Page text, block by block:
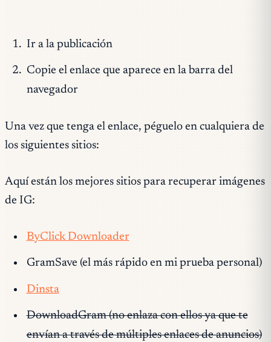
Ir a la publicación
Copie el enlace que aparece en la barra del
navegador
Una vez que tenga el enlace, péguelo en cualquiera de
los siguientes sitios:
Aquí están los mejores sitios para recuperar imágenes
de IG:
ByClick Downloader
GramSave (el más rápido en mi prueba personal)
Dinsta
DownloadGram (no enlaza con ellos ya que te
envían a través de múltiples enlaces de anuncios)